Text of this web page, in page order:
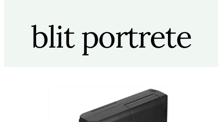
blit portrete